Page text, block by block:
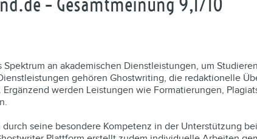
an akademischen Dienstleistungen, um
gehören Ghostwriting, die redaktionelle
werden Leistungen wie Formatierungen,
seine besondere Kompetenz in der Unterstützung